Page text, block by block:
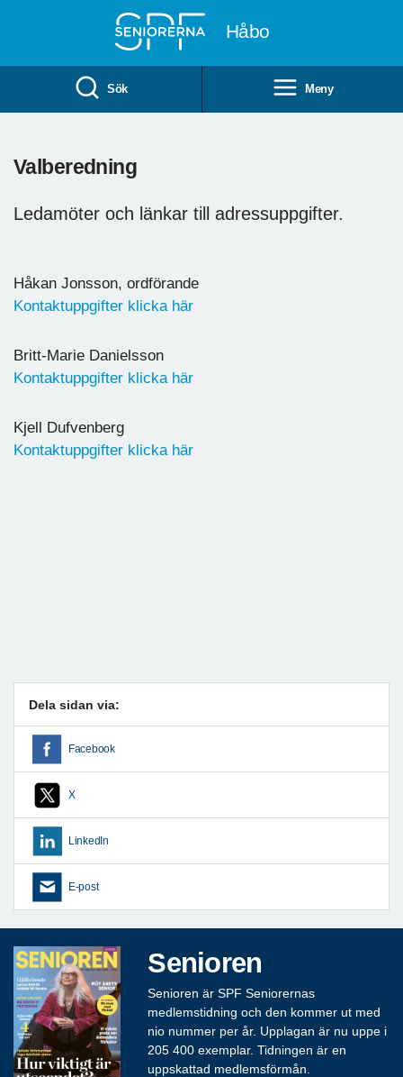
Håbo
Sök Meny
Valberedning
Ledamöter och länkar till adressuppgifter.
Håkan Jonsson, ordförande
Kontaktuppgifter klicka här
Britt-Marie Danielsson
Kontaktuppgifter klicka här
Kjell Dufvenberg
Kontaktuppgifter klicka här
Dela sidan via:
Facebook
X
LinkedIn
E-post
Senioren
Senioren är SPF Seniorernas
medlemstidning och den kommer ut med
nio nummer per år. Upplagan är nu uppe i
205 400 exemplar. Tidningen är en
uppskattad medlemsförmån.